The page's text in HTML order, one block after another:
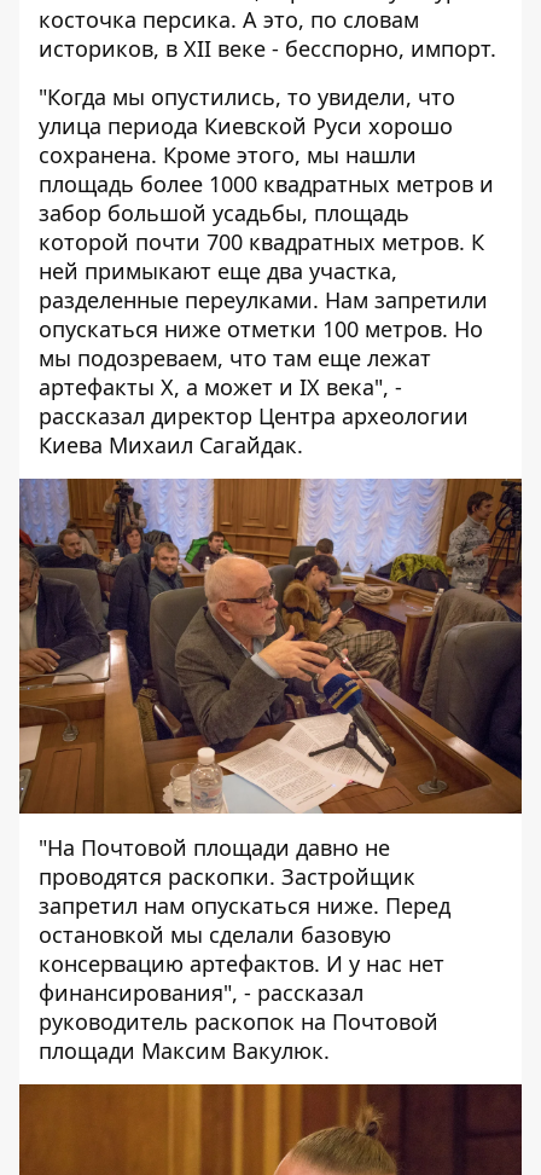
косточка персика. А это, по словам
историков, в ХІІ веке - бесспорно, импорт.
"Когда мы опустились, то увидели, что
улица периода Киевской Руси хорошо
сохранена. Кроме этого, мы нашли
площадь более 1000 квадратных метров и
забор большой усадьбы, площадь
которой почти 700 квадратных метров. К
ней примыкают еще два участка,
разделенные переулками. Нам запретили
опускаться ниже отметки 100 метров. Но
мы подозреваем, что там еще лежат
артефакты Х, а может и ІХ века", -
рассказал директор Центра археологии
Киева Михаил Сагайдак.
"На Почтовой площади давно не
проводятся раскопки. Застройщик
запретил нам опускаться ниже. Перед
остановкой мы сделали базовую
консервацию артефактов. И у нас нет
финансирования", - рассказал
руководитель раскопок на Почтовой
площади Максим Вакулюк.